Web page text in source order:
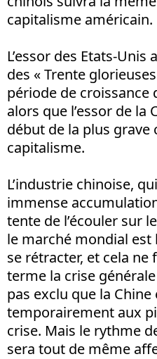
capitalisme américain.
L’essor des Etats-
des « Trente
période de croissance
alors que l’essor de la
début de la plus grave
capitalisme.
L’industrie chinoise,
immense
tente de l’écouler sur
le marché mondial
se rétracter, et cela ne
terme la crise
pas exclu que la Chine
temporairement aux
crise. Mais le rythme
sera tout de même